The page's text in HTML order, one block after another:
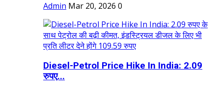
Admin Mar 20, 2026 0
Diesel-Petrol Price Hike In India: 2.09
रुपए...